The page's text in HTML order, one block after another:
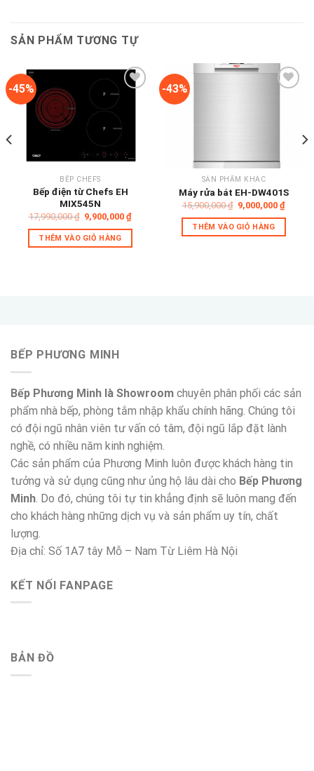
SẢN PHẨM TƯƠNG TỰ
-45%
Add to
BẾP CHEFS
Bếp điện từ Chefs EH
MIX545N
17,990,000₫ Giá
gốc
là:
17,990,000 ₫.
9,900,000₫Giá
THÊM VÀO GIỎ HÀNG
-43%
SẢN PHẨM KHÁC
Máy rửa bát EH-DW401S
15,900,000₫ Giá
gốc
là:
15,900,000 ₫.
9,000,000₫Giá
THÊM VÀO GIỎ HÀNG
BẾP PHƯƠNG MINH
Bếp Phương Minh là Showroom chuyên phân phối các sản
phẩm nhà bếp, phòng tắm nhập khẩu chính hãng. Chúng tôi
có đội ngũ nhân viên tư vấn có tâm, đội ngũ lắp đặt lành
nghề, có nhiều năm kinh nghiệm.
Các sản phẩm của Phương Minh luôn được khách hàng tin
tưởng và sử dụng cũng như ủng hộ lâu dài cho Bếp Phương
Minh . Do đó, chúng tôi tự tin khẳng định sẽ luôn mang đến
cho khách hàng những dịch vụ và sản phẩm uy tín, chất
lượng.
Địa chỉ: Số 1A7 tây Mỗ – Nam Từ Liêm Hà Nội
KẾT NỐI FANPAGE
BẢN ĐỒ